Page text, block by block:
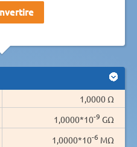
1,0000 Ω
1,0000*10-9 GΩ
1,0000*10-6 MΩ